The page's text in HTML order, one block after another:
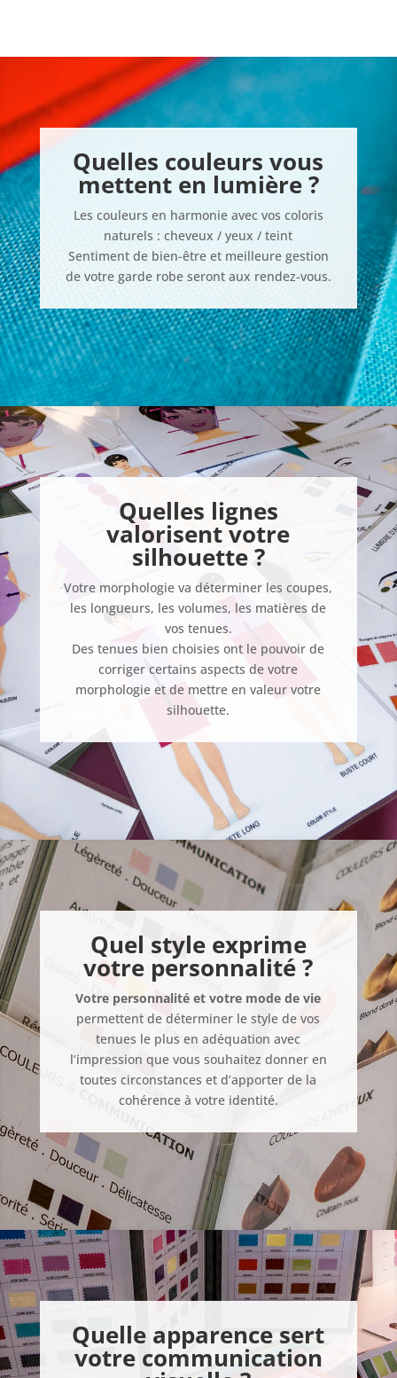
Quelles couleurs vous
mettent en lumière ?
Les couleurs en harmonie avec vos coloris
naturels : cheveux / yeux / teint
Sentiment de bien-être et meilleure gestion
de votre garde robe seront aux rendez-vous.
Quelles lignes
valorisent votre
silhouette ?
Votre morphologie va déterminer les coupes,
les longueurs, les volumes, les matières de
vos tenues.
Des tenues bien choisies ont le pouvoir de
corriger certains aspects de votre
morphologie et de mettre en valeur votre
silhouette.
Quel style exprime
votre personnalité ?
Votre personnalité et votre mode de vie
permettent de déterminer le style de vos
tenues le plus en adéquation avec
l’impression que vous souhaitez donner en
toutes circonstances et d’apporter de la
cohérence à votre identité.
Quelle apparence sert
votre communication